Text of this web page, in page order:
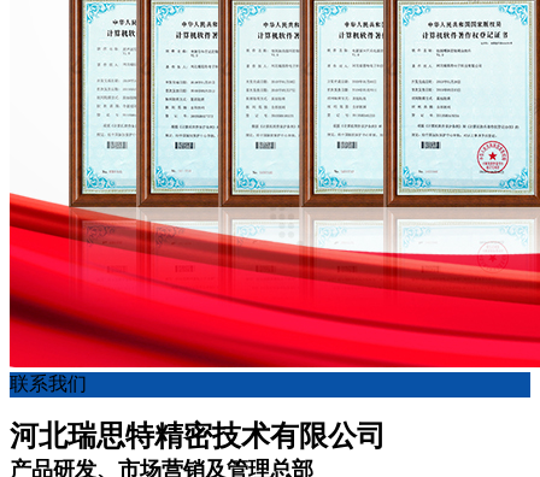
联系我们
河北瑞思特精密技术有限公司
产品研发、市场营销及管理总部